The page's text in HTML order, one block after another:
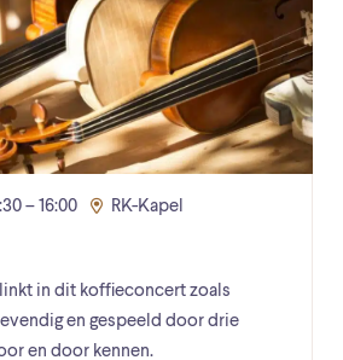
– 16:00 RK-Kapel
in dit koffieconcert zoals
en gespeeld door drie
en door kennen.